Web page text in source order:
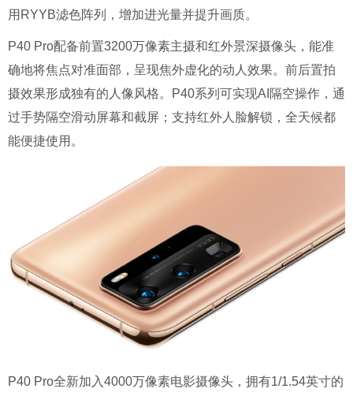
用RYYB滤色阵列，增加进光量并提升画质。
P40 Pro配备前置3200万像素主摄和红外景深摄像头，能准
确地将焦点对准面部，呈现焦外虚化的动人效果。前后置拍
摄效果形成独有的人像风格。P40系列可实现AI隔空操作，通
过手势隔空滑动屏幕和截屏；支持红外人脸解锁，全天候都
能便捷使用。
P40 Pro全新加入4000万像素电影摄像头，拥有1/1.54英寸的